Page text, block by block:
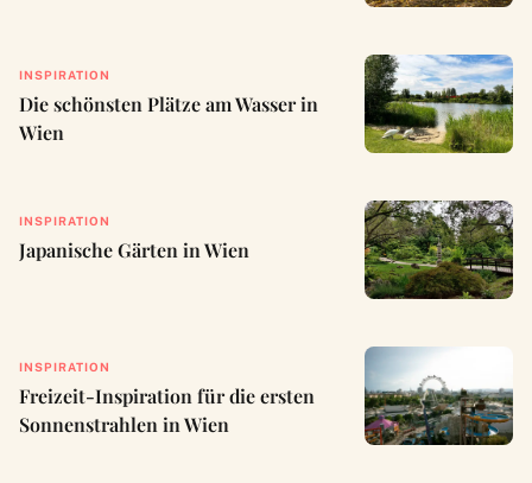
INSPIRATION
Die schönsten Plätze am Wasser in
Wien
INSPIRATION
Japanische Gärten in Wien
INSPIRATION
Freizeit-Inspiration für die ersten
Sonnenstrahlen in Wien